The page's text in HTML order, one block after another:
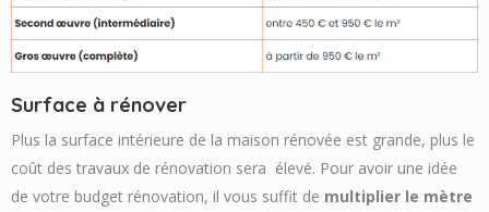
Surface à rénover
Plus la surface intérieure de la maison rénovée est grande, plus le
coût des travaux de rénovation sera élevé. Pour avoir une idée
de votre budget rénovation, il vous suffit de multiplier le mètre